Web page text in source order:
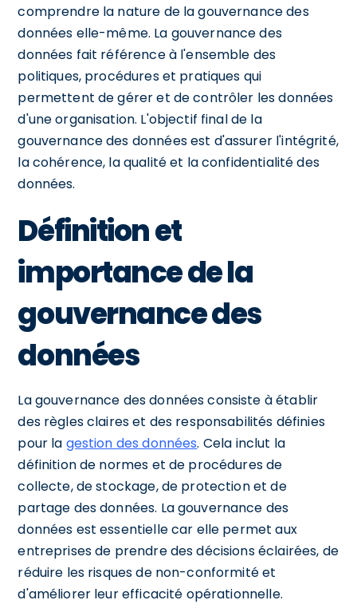
comprendre la nature de la gouvernance des
données elle-même. La gouvernance des
données fait référence à l'ensemble des
politiques, procédures et pratiques qui
permettent de gérer et de contrôler les données
d'une organisation. L'objectif final de la
gouvernance des données est d'assurer l'intégrité,
la cohérence, la qualité et la confidentialité des
données.
Définition et
importance de la
gouvernance des
données
La gouvernance des données consiste à établir
des règles claires et des responsabilités définies
pour la gestion des données. Cela inclut la
définition de normes et de procédures de
collecte, de stockage, de protection et de
partage des données. La gouvernance des
données est essentielle car elle permet aux
entreprises de prendre des décisions éclairées, de
réduire les risques de non-conformité et
d'améliorer leur efficacité opérationnelle.